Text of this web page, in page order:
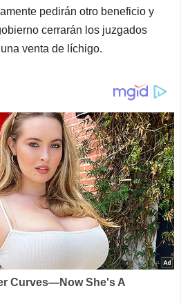
pedirán otro beneficio y
cerrarán los juzgados
venta de líchigo.